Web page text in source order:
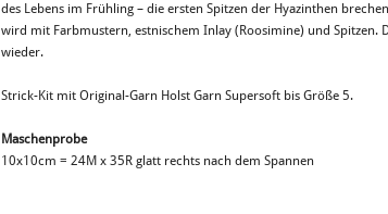
des Lebens im Frühling – die ersten Spitzen der Hyazinthen
wird mit Farbmustern, estnischem Inlay (Roosimine) und Spitzen.
wieder.
Strick-Kit mit Original-Garn Holst Garn Supersoft bis Größe 5.
Maschenprobe
10x10cm = 24M x 35R glatt rechts nach dem Spannen